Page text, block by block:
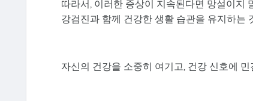
따라서, 이러한 증상이 지속된다면 망설이지
강검진과 함께 건강한 생활 습관을 유지하는
자신의 건강을 소중히 여기고, 건강 신호에